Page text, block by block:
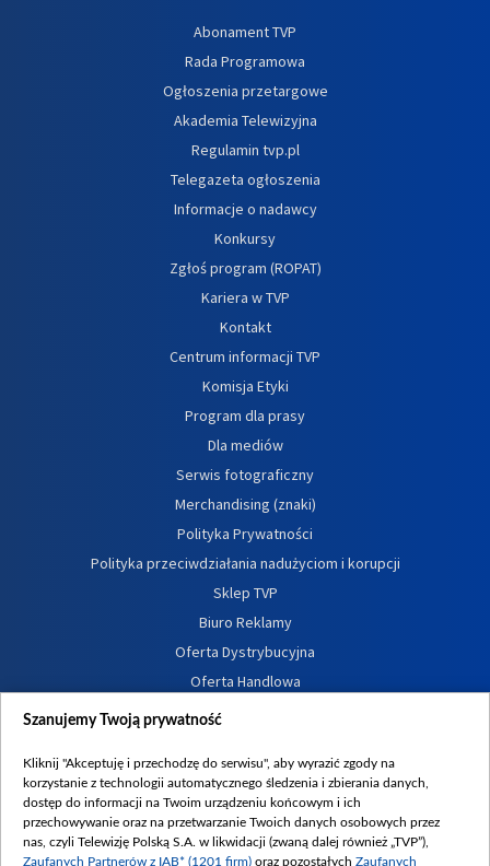
Abonament TVP
Rada Programowa
Ogłoszenia przetargowe
Akademia Telewizyjna
Regulamin tvp.pl
Telegazeta ogłoszenia
Informacje o nadawcy
Konkursy
Zgłoś program (ROPAT)
Kariera w TVP
Kontakt
Centrum informacji TVP
Komisja Etyki
Program dla prasy
Dla mediów
Serwis fotograficzny
Merchandising (znaki)
Polityka Prywatności
Polityka przeciwdziałania nadużyciom i korupcji
Sklep TVP
Biuro Reklamy
Oferta Dystrybucyjna
Oferta Handlowa
Dostępność
Procedura zgłoszeń wewnętrznych
Szanujemy Twoją prywatność
Kliknij "Akceptuję i przechodzę do serwisu", aby wyrazić zgody na
korzystanie z technologii automatycznego śledzenia i zbierania danych,
dostęp do informacji na Twoim urządzeniu końcowym i ich
przechowywanie oraz na przetwarzanie Twoich danych osobowych przez
nas, czyli Telewizję Polską S.A. w likwidacji (zwaną dalej również „TVP”),
Zaufanych Partnerów z IAB* (1201 firm) oraz pozostałych Zaufanych